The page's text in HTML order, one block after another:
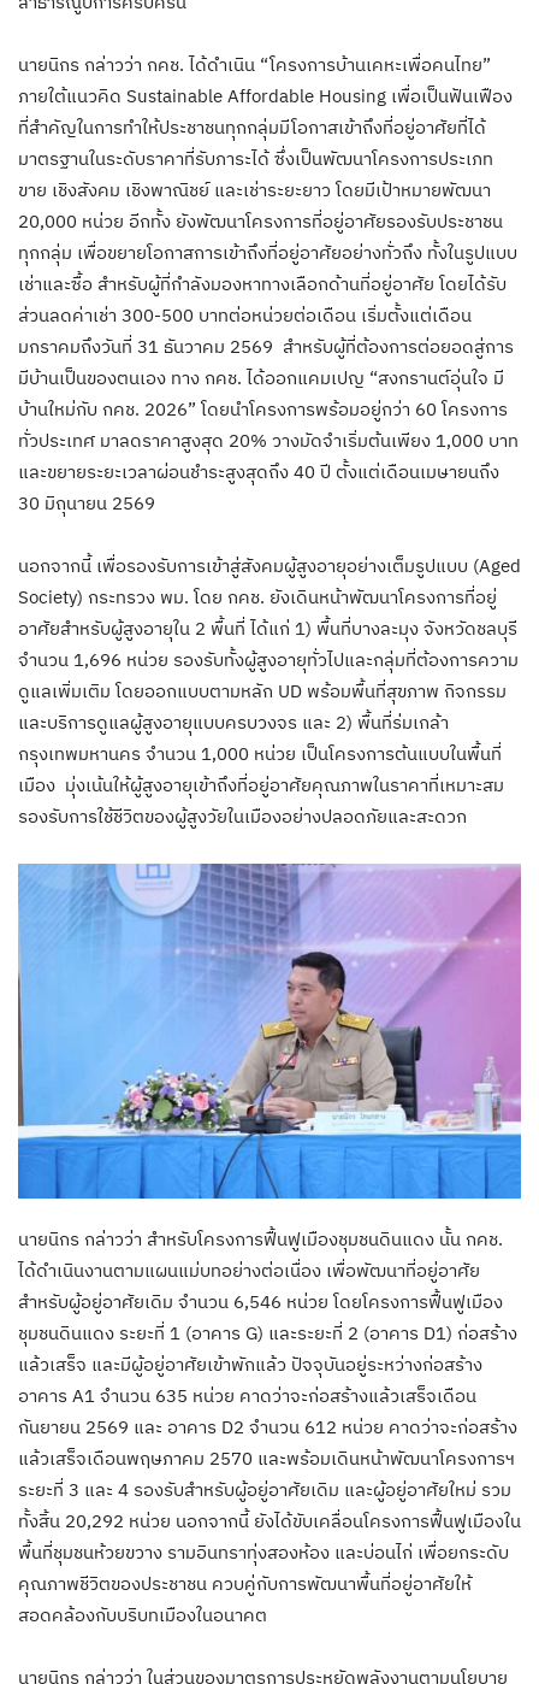
นายนิกร กล่าวว่า กคช. ได้ดำเนิน “โครงการบ้านเคหะเพื่อคนไทย”
ภายใต้แนวคิด Sustainable Affordable Housing เพื่อเป็นฟันเฟือง
ที่สำคัญในการทำให้ประชาชนทุกกลุ่มมีโอกาสเข้าถึงที่อยู่อาศัยที่ได้
มาตรฐานในระดับราคาที่รับภาระได้ ซึ่งเป็นพัฒนาโครงการประเภท
ขาย เชิงสังคม เชิงพาณิชย์ และเช่าระยะยาว โดยมีเป้าหมายพัฒนา
20,000 หน่วย อีกทั้ง ยังพัฒนาโครงการที่อยู่อาศัยรองรับประชาชน
ทุกกลุ่ม เพื่อขยายโอกาสการเข้าถึงที่อยู่อาศัยอย่างทั่วถึง ทั้งในรูปแบบ
เช่าและซื้อ สำหรับผู้ที่กำลังมองหาทางเลือกด้านที่อยู่อาศัย โดยได้รับ
ส่วนลดค่าเช่า 300-500 บาทต่อหน่วยต่อเดือน เริ่มตั้งแต่เดือน
มกราคมถึงวันที่ 31 ธันวาคม 2569 สำหรับผู้ที่ต้องการต่อยอดสู่การ
มีบ้านเป็นของตนเอง ทาง กคช. ได้ออกแคมเปญ “สงกรานต์อุ่นใจ มี
บ้านใหม่กับ กคช. 2026” โดยนำโครงการพร้อมอยู่กว่า 60 โครงการ
ทั่วประเทศ มาลดราคาสูงสุด 20% วางมัดจำเริ่มต้นเพียง 1,000 บาท
และขยายระยะเวลาผ่อนชำระสูงสุดถึง 40 ปี ตั้งแต่เดือนเมษายนถึง
30 มิถุนายน 2569
นอกจากนี้ เพื่อรองรับการเข้าสู่สังคมผู้สูงอายุอย่างเต็มรูปแบบ (Aged
Society) กระทรวง พม. โดย กคช. ยังเดินหน้าพัฒนาโครงการที่อยู่
อาศัยสำหรับผู้สูงอายุใน 2 พื้นที่ ได้แก่ 1) พื้นที่บางละมุง จังหวัดชลบุรี
จำนวน 1,696 หน่วย รองรับทั้งผู้สูงอายุทั่วไปและกลุ่มที่ต้องการความ
ดูแลเพิ่มเติม โดยออกแบบตามหลัก UD พร้อมพื้นที่สุขภาพ กิจกรรม
และบริการดูแลผู้สูงอายุแบบครบวงจร และ 2) พื้นที่ร่มเกล้า
กรุงเทพมหานคร จำนวน 1,000 หน่วย เป็นโครงการต้นแบบในพื้นที่
เมือง มุ่งเน้นให้ผู้สูงอายุเข้าถึงที่อยู่อาศัยคุณภาพในราคาที่เหมาะสม
รองรับการใช้ชีวิตของผู้สูงวัยในเมืองอย่างปลอดภัยและสะดวก
นายนิกร กล่าวว่า สำหรับโครงการฟื้นฟูเมืองชุมชนดินแดง นั้น กคช.
ได้ดำเนินงานตามแผนแม่บทอย่างต่อเนื่อง เพื่อพัฒนาที่อยู่อาศัย
สำหรับผู้อยู่อาศัยเดิม จำนวน 6,546 หน่วย โดยโครงการฟื้นฟูเมือง
ชุมชนดินแดง ระยะที่ 1 (อาคาร G) และระยะที่ 2 (อาคาร D1) ก่อสร้าง
แล้วเสร็จ และมีผู้อยู่อาศัยเข้าพักแล้ว ปัจจุบันอยู่ระหว่างก่อสร้าง
อาคาร A1 จำนวน 635 หน่วย คาดว่าจะก่อสร้างแล้วเสร็จเดือน
กันยายน 2569 และ อาคาร D2 จำนวน 612 หน่วย คาดว่าจะก่อสร้าง
แล้วเสร็จเดือนพฤษภาคม 2570 และพร้อมเดินหน้าพัฒนาโครงการฯ
ระยะที่ 3 และ 4 รองรับสำหรับผู้อยู่อาศัยเดิม และผู้อยู่อาศัยใหม่ รวม
ทั้งสิ้น 20,292 หน่วย นอกจากนี้ ยังได้ขับเคลื่อนโครงการฟื้นฟูเมืองใน
พื้นที่ชุมชนห้วยขวาง รามอินทราทุ่งสองห้อง และบ่อนไก่ เพื่อยกระดับ
คุณภาพชีวิตของประชาชน ควบคู่กับการพัฒนาพื้นที่อยู่อาศัยให้
สอดคล้องกับบริบทเมืองในอนาคต
นายนิกร กล่าวว่า ในส่วนของมาตรการประหยัดพลังงานตามนโยบาย